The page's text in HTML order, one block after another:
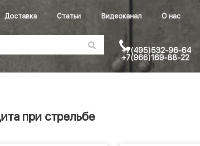
Доставка Статьи Видеоканал О нас
+7(495)532-96-64
+7(966)169-88-22
при стрельбе